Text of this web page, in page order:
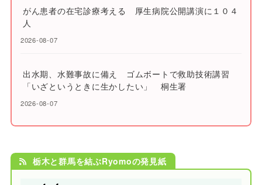
がん患者の在宅診療考える 厚生病院公開講演に１０４
人
2026-08-07
出水期、水難事故に備え ゴムボートで救助技術講習
「いざというときに生かしたい」 桐生署
2026-08-07
栃木と群馬を結ぶRyomoの発見紙